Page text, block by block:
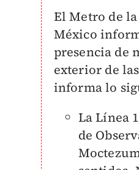
El Metro de
México
presencia de
exterior de
informa lo
La Línea
de